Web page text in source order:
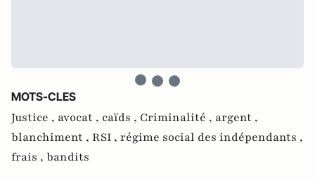
MOTS-CLES
Justice , avocat , caïds , Criminalité , argent ,
blanchiment , RSI , régime social des indépendants ,
frais , bandits